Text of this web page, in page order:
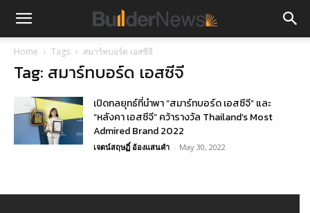
Home Tags สมาร์ทบอร์ด เอสซีจี
Tag: สมาร์ทบอร์ด เอสซีจี
เปิดกลยุทธ์ที่นำพา “สมาร์ทบอร์ด เอสซีจี” และ
“หลังคา เอสซีจี” คว้ารางวัล Thailand’s Most
Admired Brand 2022
เจตน์สฤษฏิ์ อ้องแสนคำ - May 30, 2022